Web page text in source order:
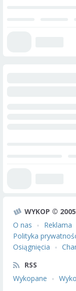
WYKOP ©
O nas
Reklama
Polityka
Osiągnięcia
RSS
Wykopane